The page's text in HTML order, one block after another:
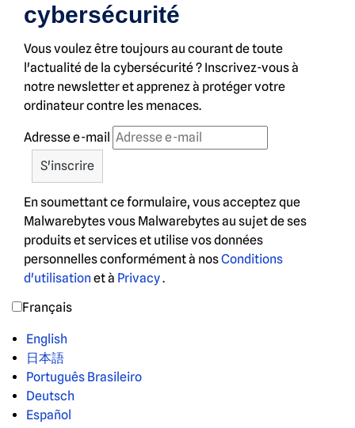
cybersécurité
Vous voulez être toujours au courant de toute
l'actualité de la cybersécurité ? Inscrivez-vous à
notre newsletter et apprenez à protéger votre
ordinateur contre les menaces.
Adresse e-mail
En soumettant ce formulaire, vous acceptez que
Malwarebytes vous Malwarebytes au sujet de ses
produits et services et utilise vos données
personnelles conformément à nosConditions
d'utilisation et à Privacy.
Français
English
日本語
Português Brasileiro
Deutsch
Español